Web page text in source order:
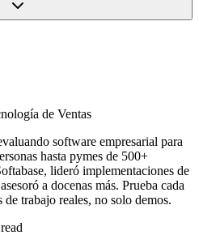
de Ventas
software empresarial para
hasta pymes de 500+
lideró implementaciones de
a docenas más. Prueba cada
trabajo reales, no solo demos.